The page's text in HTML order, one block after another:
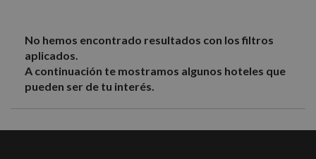
No hemos encontrado resultados con los filtros
aplicados.
A continuación te mostramos algunos hoteles que
pueden ser de tu interés.